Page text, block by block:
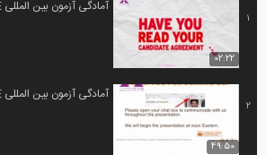
1
02:22
آمادگی آزمون بین المللی FE و PE قسمت...
2
49:50
آمادگی آزمون بین المللی FE و PE قسمت...